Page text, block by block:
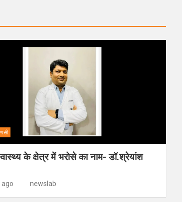
के क्षेत्र में भरोसे का नाम- डॉ.श्रेयांश
ago newslab